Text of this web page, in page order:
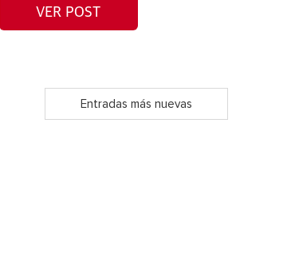
VER POST
Entradas más nuevas